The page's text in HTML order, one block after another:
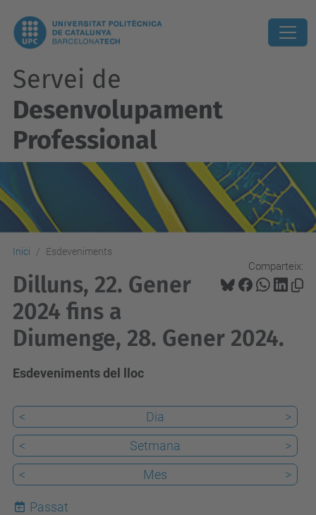
Servei de
Desenvolupament
Professional
Inici Esdeveniments
Comparteix:
Dilluns, 22. Gener
2024 fins a
Diumenge, 28. Gener 2024.
Esdeveniments del lloc
< Dia
>
<
Setmana
>
<
Mes >
Passat